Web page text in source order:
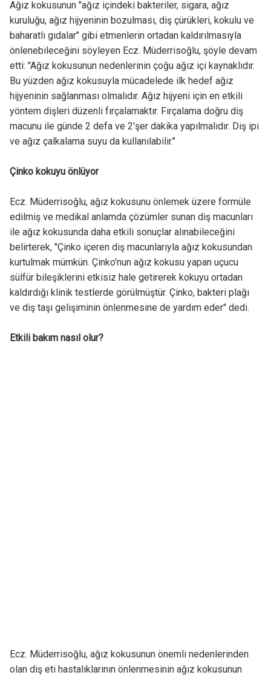
Ağız kokusunun "ağız içindeki bakteriler, sigara, ağız
kuruluğu, ağız hijyeninin bozulması, diş çürükleri, kokulu ve
baharatlı gıdalar" gibi etmenlerin ortadan kaldırılmasıyla
önlenebileceğini söyleyen Ecz. Müderrisoğlu, şöyle devam
etti: "Ağız kokusunun nedenlerinin çoğu ağız içi kaynaklıdır.
Bu yüzden ağız kokusuyla mücadelede ilk hedef ağız
hijyeninin sağlanması olmalıdır. Ağız hijyeni için en etkili
yöntem dişleri düzenli fırçalamaktır. Fırçalama doğru diş
macunu ile günde 2 defa ve 2'şer dakika yapılmalıdır. Diş ipi
ve ağız çalkalama suyu da kullanılabilir."
Çinko kokuyu önlüyor
Ecz. Müderrisoğlu, ağız kokusunu önlemek üzere formüle
edilmiş ve medikal anlamda çözümler sunan diş macunları
ile ağız kokusunda daha etkili sonuçlar alınabileceğini
belirterek, "Çinko içeren diş macunlarıyla ağız kokusundan
kurtulmak mümkün. Çinko'nun ağız kokusu yapan uçucu
sülfür bileşiklerini etkisiz hale getirerek kokuyu ortadan
kaldırdığı klinik testlerde görülmüştür. Çinko, bakteri plağı
ve diş taşı gelişiminin önlenmesine de yardım eder" dedi.
Etkili bakım nasıl olur?
Ecz. Müderrisoğlu, ağız kokusunun önemli nedenlerinden
olan diş eti hastalıklarının önlenmesinin ağız kokusunun